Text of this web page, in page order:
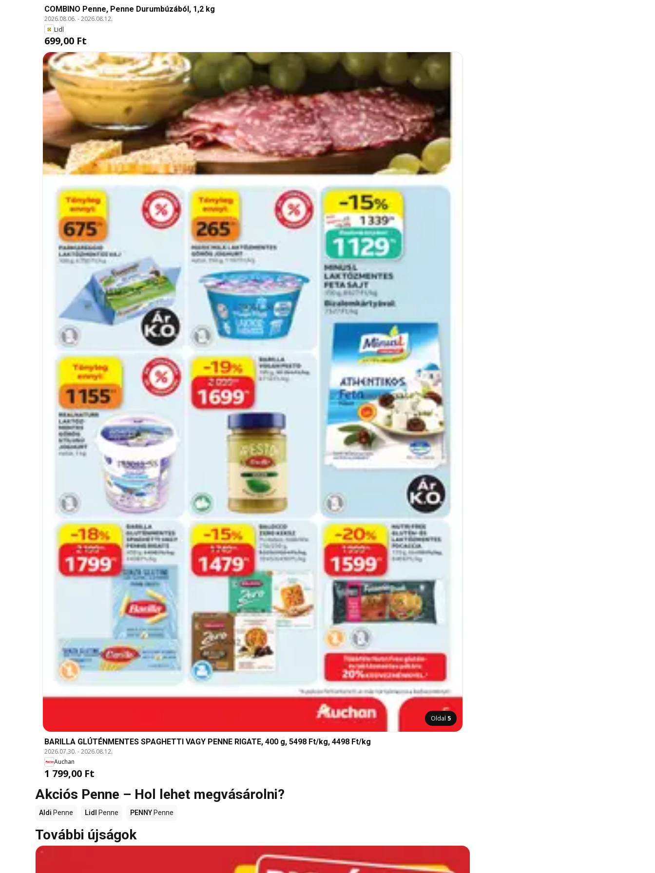
COMBINO Penne, Penne Durumbúzából, 1,2 kg
2026.08.06. -2026.08.12.
Lidl
699,00 Ft
Oldal 5
BARILLA GLÚTÉNMENTES SPAGHETTI VAGY PENNE RIGATE, 400 g, 5498 Ft/kg, 4498 Ft/kg
2026.07.30. -2026.08.12.
Auchan
1 799,00 Ft
Akciós Penne – Hol lehet megvásárolni?
Aldi Penne Lidl Penne PENNY Penne
További újságok